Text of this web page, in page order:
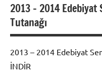
2017 -
2018
Edebiyat
Yıllık
2013 – 2014 Edebiyat
Tutanağı
2013 – 2014 Edebiyat
İNDİR